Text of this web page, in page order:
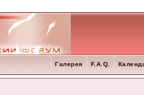
F.A.Q.
Галерея